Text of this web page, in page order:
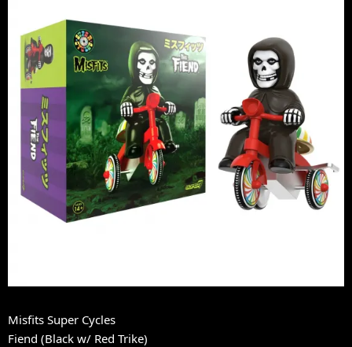
Misfits Super Cycles
Fiend (Black w/ Red Trike)